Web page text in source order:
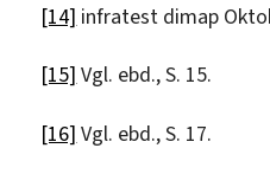
[14] infratest dimap
[15] Vgl. ebd., S. 15.
[16] Vgl. ebd., S. 17.